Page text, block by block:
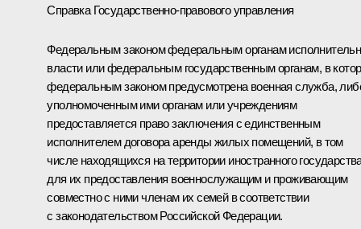
Справка Государственно-правового управления
Федеральным законом федеральным органам
власти или федеральным государственным органам, в
федеральным законом предусмотрена военная служба,
уполномоченным ими органам или учреждениям
предоставляется право заключения с единственным
исполнителем договора аренды жилых помещений, в том
числе находящихся на территории иностранного
для их предоставления военнослужащим и проживающим
совместно с ними членам их семей в соответствии
с законодательством Российской Федерации.